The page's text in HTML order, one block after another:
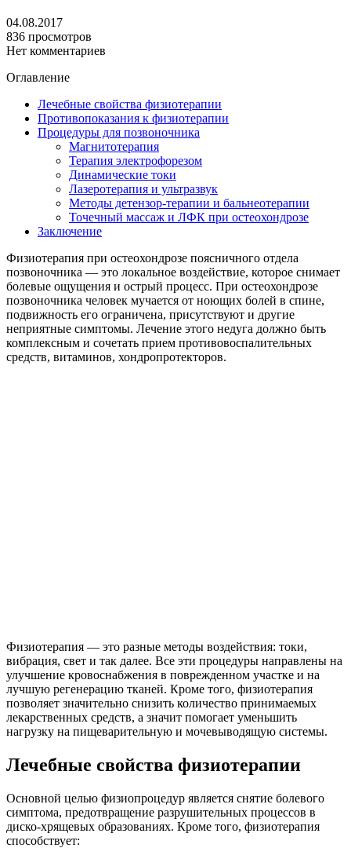
04.08.2017
836 просмотров
Нет комментариев
Оглавление
Лечебные свойства физиотерапии
Противопоказания к физиотерапии
Процедуры для позвоночника
Магнитотерапия
Терапия электрофорезом
Динамические токи
Лазеротерапия и ультразвук
Методы детензор-терапии и бальнеотерапии
Точечный массаж и ЛФК при остеохондрозе
Заключение
Физиотерапия при остеохондрозе поясничного отдела
позвоночника — это локальное воздействие, которое снимает
болевые ощущения и острый процесс. При остеохондрозе
позвоночника человек мучается от ноющих болей в спине,
подвижность его ограничена, присутствуют и другие
неприятные симптомы. Лечение этого недуга должно быть
комплексным и сочетать прием противовоспалительных
средств, витаминов, хондропротекторов.
Физиотерапия — это разные методы воздействия: токи,
вибрация, свет и так далее. Все эти процедуры направлены на
улучшение кровоснабжения в поврежденном участке и на
лучшую регенерацию тканей. Кроме того, физиотерапия
позволяет значительно снизить количество принимаемых
лекарственных средств, а значит помогает уменьшить
нагрузку на пищеварительную и мочевыводящую системы.
Лечебные свойства физиотерапии
Основной целью физиопроцедур является снятие болевого
симптома, предотвращение разрушительных процессов в
диско-хрящевых образованиях. Кроме того, физиотерапия
способствует: